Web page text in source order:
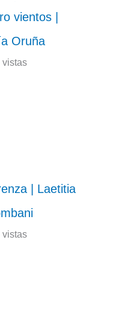
vientos |
Oruña
vistas
| Laetitia
vistas